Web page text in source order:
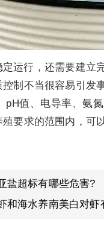
运行，还需要建立
制不当很容易引发
pH值、电导率、氨
要求的范围内，可
盐超标有哪些危害?
和海水养南美白对虾